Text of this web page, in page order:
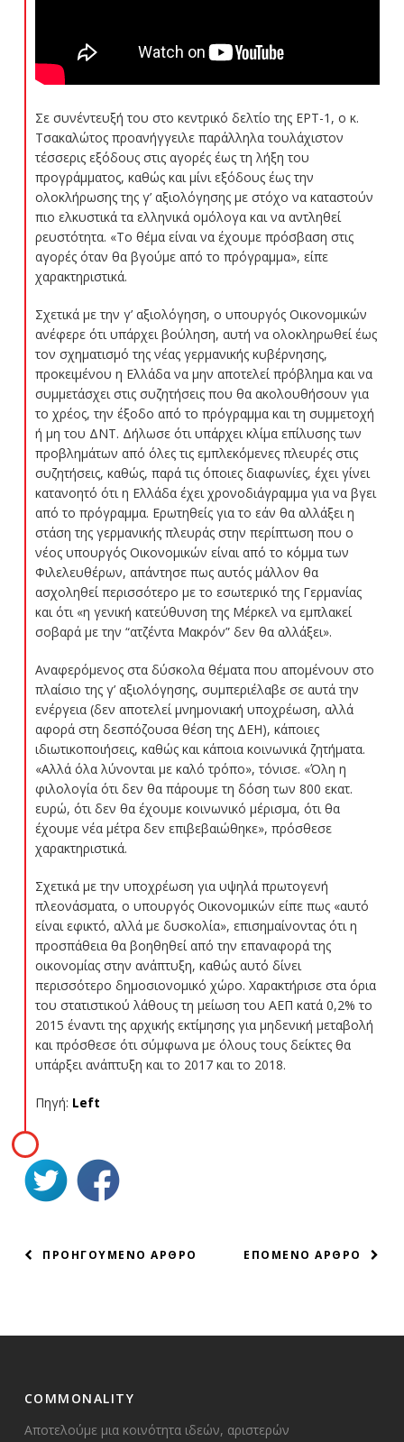
Σε συνέντευξή του στο κεντρικό δελτίο της ΕΡΤ-1, ο κ.
Τσακαλώτος προανήγγειλε παράλληλα τουλάχιστον
τέσσερις εξόδους στις αγορές έως τη λήξη του
προγράμματος, καθώς και μίνι εξόδους έως την
ολοκλήρωσης της γ’ αξιολόγησης με στόχο να καταστούν
πιο ελκυστικά τα ελληνικά ομόλογα και να αντληθεί
ρευστότητα. «Το θέμα είναι να έχουμε πρόσβαση στις
αγορές όταν θα βγούμε από το πρόγραμμα», είπε
χαρακτηριστικά.
Σχετικά με την γ’ αξιολόγηση, ο υπουργός Οικονομικών
ανέφερε ότι υπάρχει βούληση, αυτή να ολοκληρωθεί έως
τον σχηματισμό της νέας γερμανικής κυβέρνησης,
προκειμένου η Ελλάδα να μην αποτελεί πρόβλημα και να
συμμετάσχει στις συζητήσεις που θα ακολουθήσουν για
το χρέος, την έξοδο από το πρόγραμμα και τη συμμετοχή
ή μη του ΔΝΤ. Δήλωσε ότι υπάρχει κλίμα επίλυσης των
προβλημάτων από όλες τις εμπλεκόμενες πλευρές στις
συζητήσεις, καθώς, παρά τις όποιες διαφωνίες, έχει γίνει
κατανοητό ότι η Ελλάδα έχει χρονοδιάγραμμα για να βγει
από το πρόγραμμα. Ερωτηθείς για το εάν θα αλλάξει η
στάση της γερμανικής πλευράς στην περίπτωση που ο
νέος υπουργός Οικονομικών είναι από το κόμμα των
Φιλελευθέρων, απάντησε πως αυτός μάλλον θα
ασχοληθεί περισσότερο με το εσωτερικό της Γερμανίας
και ότι «η γενική κατεύθυνση της Μέρκελ να εμπλακεί
σοβαρά με την “ατζέντα Μακρόν” δεν θα αλλάξει».
Αναφερόμενος στα δύσκολα θέματα που απομένουν στο
πλαίσιο της γ’ αξιολόγησης, συμπεριέλαβε σε αυτά την
ενέργεια (δεν αποτελεί μνημονιακή υποχρέωση, αλλά
αφορά στη δεσπόζουσα θέση της ΔΕΗ), κάποιες
ιδιωτικοποιήσεις, καθώς και κάποια κοινωνικά ζητήματα.
«Αλλά όλα λύνονται με καλό τρόπο», τόνισε. «Όλη η
φιλολογία ότι δεν θα πάρουμε τη δόση των 800 εκατ.
ευρώ, ότι δεν θα έχουμε κοινωνικό μέρισμα, ότι θα
έχουμε νέα μέτρα δεν επιβεβαιώθηκε», πρόσθεσε
χαρακτηριστικά.
Σχετικά με την υποχρέωση για υψηλά πρωτογενή
πλεονάσματα, ο υπουργός Οικονομικών είπε πως «αυτό
είναι εφικτό, αλλά με δυσκολία», επισημαίνοντας ότι η
προσπάθεια θα βοηθηθεί από την επαναφορά της
οικονομίας στην ανάπτυξη, καθώς αυτό δίνει
περισσότερο δημοσιονομικό χώρο. Χαρακτήρισε στα όρια
του στατιστικού λάθους τη μείωση του ΑΕΠ κατά 0,2% το
2015 έναντι της αρχικής εκτίμησης για μηδενική μεταβολή
και πρόσθεσε ότι σύμφωνα με όλους τους δείκτες θα
υπάρξει ανάπτυξη και το 2017 και το 2018.
Πηγή: Left
ΠΛΟΗΓΗΣΗ
ΕΠΟΜΕΝΟ ΑΡΘΡΟ
ΠΡΟΗΓΟΥΜΕΝΟ ΑΡΘΡΟ
COMMONALITY
Αποτελούμε μια κοινότητα ιδεών, αριστερών